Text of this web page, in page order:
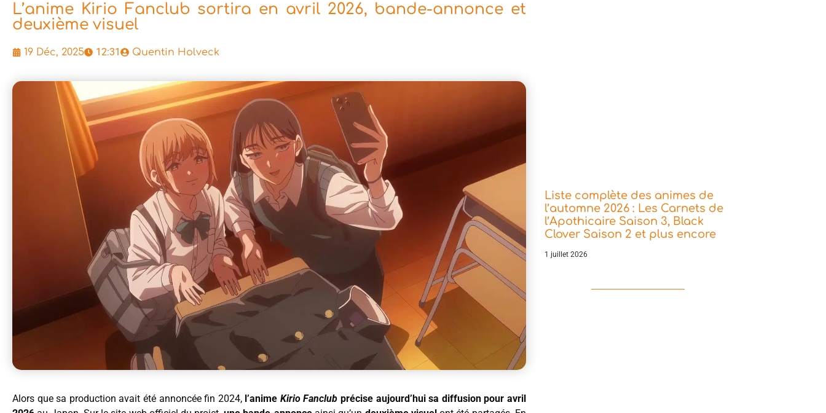
L’anime Kirio Fanclub sortira en avril 2026, bande-annonce et
deuxième visuel
19 Déc, 2025 12:31 Quentin Holveck
Alors que sa production avait été annoncée fin 2024, l’anime Kirio Fanclub précise aujourd’hui sa diffusion pour avril
Liste complète des animes de
l’automne 2026 : Les Carnets de
l’Apothicaire Saison 3, Black
Clover Saison 2 et plus encore
1 juillet 2026